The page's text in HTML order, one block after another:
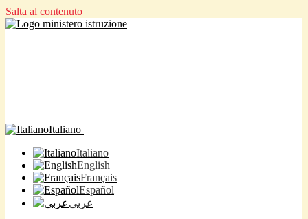
Salta al contenuto
Italiano
Italiano
English
Français
Español
عربى